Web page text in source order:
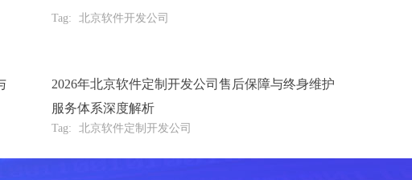
Tag: 北京软件开发公司
2026年北京软件定制开发公司售后保障与终身维护
服务体系深度解析
Tag: 北京软件定制开发公司